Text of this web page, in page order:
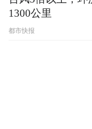
1300公里
都市快报